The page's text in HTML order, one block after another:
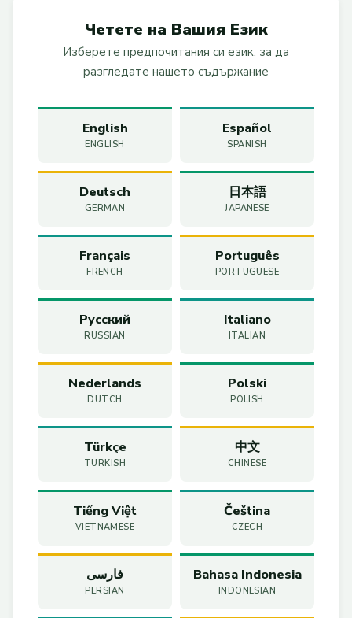
Четете на Вашия Език
Изберете предпочитания си език, за да
разгледате нашето съдържание
English
ENGLISH
Español
SPANISH
Deutsch
GERMAN
日本語
JAPANESE
Français
FRENCH
Português
PORTUGUESE
Русский
RUSSIAN
Italiano
ITALIAN
Nederlands
DUTCH
Polski
POLISH
Türkçe
TURKISH
中文
CHINESE
Tiếng Việt
VIETNAMESE
Čeština
CZECH
فارسی
PERSIAN
Bahasa Indonesia
INDONESIAN